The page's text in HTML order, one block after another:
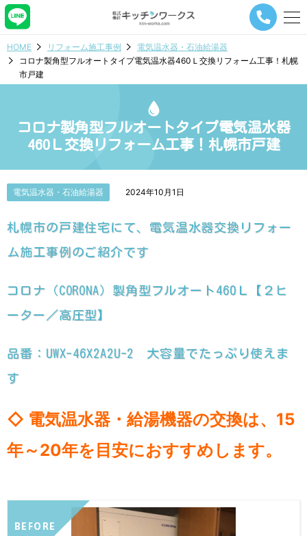
メ
ー
ビ
タ
HOME リフォーム施工事例
電気温水器・石油給湯器
コロナ製角型フルオートタイプ電気温水器460Ｌ交換リフォーム工事！札幌
市戸建
コロナ製角型フルオートタイプ電気温水器
460Ｌ交換リフォーム工事！札幌市戸建
電気温水器・石油給湯器 2024年10月1日
札幌市の戸建住宅にて、電気温水器交換リフォー
ム施工事例のご紹介です
コロナ（CORONA）製角型フルオート460Ｌ【２ヒ
ーター／高圧型】
品番：UWX-46X2A2U-2 大容量でたっぷり使えま
す
◇ 電気温水器・給湯機器の交換は、15
年～20年を目安におすすめします。
BEFORE